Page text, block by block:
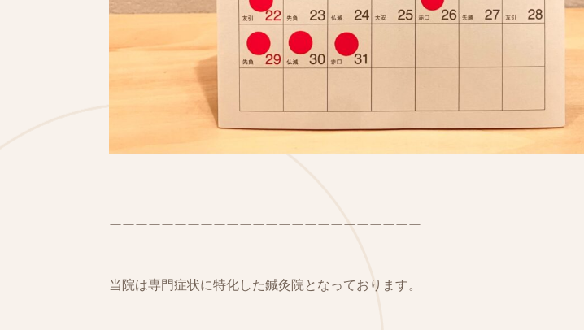
ーーーーーーーーーーーーーーーーーーーーーーーー
当院は専門症状に特化した鍼灸院となっております。